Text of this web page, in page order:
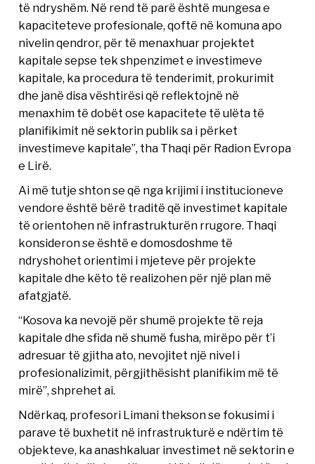
të ndryshëm. Në rend të parë është mungesa e
kapaciteteve profesionale, qoftë në komuna apo
nivelin qendror, për të menaxhuar projektet
kapitale sepse tek shpenzimet e investimeve
kapitale, ka procedura të tenderimit, prokurimit
dhe janë disa vështirësi që reflektojnë në
menaxhim të dobët ose kapacitete të ulëta të
planifikimit në sektorin publik sa i përket
investimeve kapitale”, tha Thaqi për Radion Evropa
e Lirë.
Ai më tutje shton se që nga krijimi i institucioneve
vendore është bërë traditë që investimet kapitale
të orientohen në infrastrukturën rrugore. Thaqi
konsideron se është e domosdoshme të
ndryshohet orientimi i mjeteve për projekte
kapitale dhe këto të realizohen për një plan më
afatgjatë.
“Kosova ka nevojë për shumë projekte të reja
kapitale dhe sfida në shumë fusha, mirëpo për t’i
adresuar të gjitha ato, nevojitet një nivel i
profesionalizimit, përgjithësisht planifikim më të
mirë”, shprehet ai.
Ndërkaq, profesori Limani thekson se fokusimi i
parave të buxhetit në infrastrukturë e ndërtim të
objekteve, ka anashkaluar investimet në sektorin e